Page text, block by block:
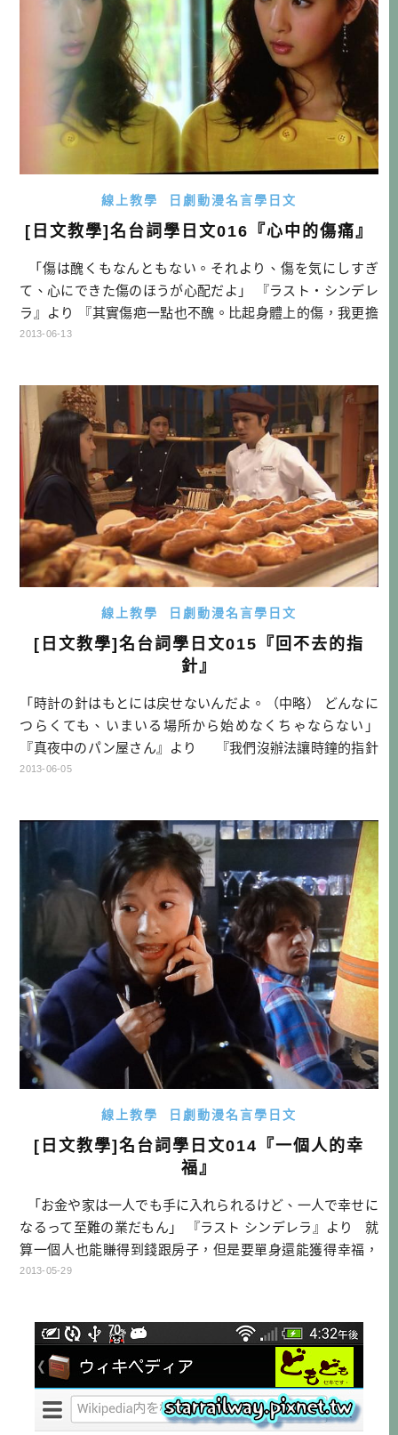
線上教學 日劇動漫名言學日文
[日文教學]名台詞學日文016『心中的傷痛』
「傷は醜くもなんともない。それより、傷を気にしすぎ
て、心にできた傷のほうが心配だよ」 『ラスト・シンデレ
ラ』より 『其實傷疤一點也不醜。比起身體上的傷，我更擔
心因為太過在意傷疤而心靈受傷的妳』 來自『最後的灰姑
2013-06-13
線上教學 日劇動漫名言學日文
[日文教學]名台詞學日文015『回不去的指
針』
「時計の針はもとには戻せないんだよ。（中略） どんなに
つらくても、いまいる場所から始めなくちゃならない」
『真夜中のパン屋さん』より 『我們沒辦法讓時鐘的指針
往回走的。（中略） 不管有多辛苦，都必須從現在的地方走
2013-06-05
線上教學 日劇動漫名言學日文
[日文教學]名台詞學日文014『一個人的幸
福』
「お金や家は一人でも手に入れられるけど、一人で幸せに
なるって至難の業だもん」 『ラスト シンデレラ』より 就
算一個人也能賺得到錢跟房子，但是要單身還能獲得幸福，
就是超難的事情。 【困難單字】 手に入れる：獲得，現在
も：就算一個人 […]…
2013-05-29